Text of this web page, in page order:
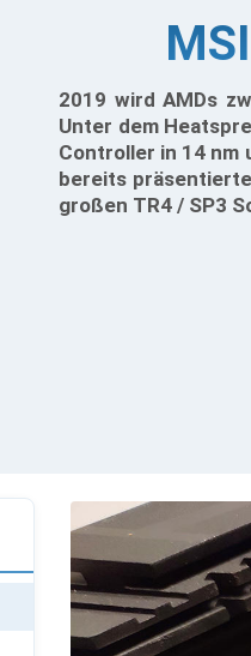
2019 wird AMDs
Unter dem
Controller in 14 nm
bereits
großen TR4 / SP3